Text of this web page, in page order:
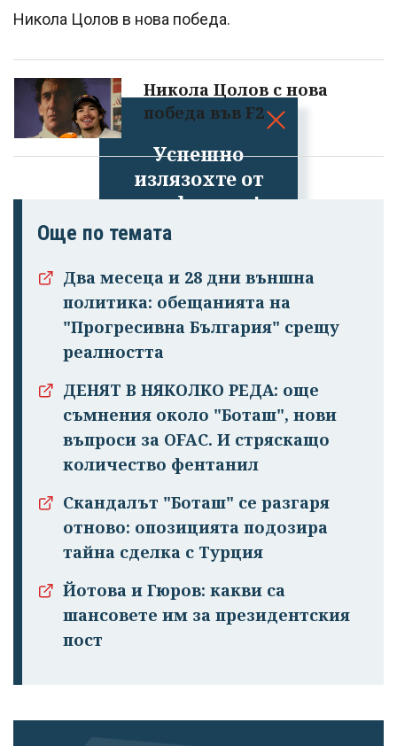
Успешно
излязохте от
профила си!
Никола Цолов в нова победа.
Никола Цолов с нова
победа във F2
Още по темата
Два месеца и 28 дни външна
политика: обещанията на
"Прогресивна България" срещу
реалността
ДЕНЯТ В НЯКОЛКО РЕДА: още
съмнения около "Боташ", нови
въпроси за OFAC. И стряскащо
количество фентанил
Скандалът "Боташ" се разгаря
отново: опозицията подозира
тайна сделка с Турция
Йотова и Гюров: какви са
шансовете им за президентския
пост